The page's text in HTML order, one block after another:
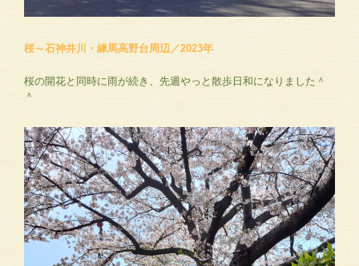
桜～石神井川・練馬高野台周辺／2023年
桜の開花と同時に雨が続き、先週やっと散歩日和になりました＾
＾